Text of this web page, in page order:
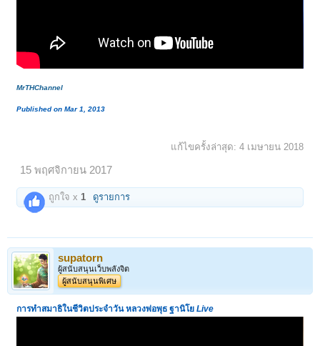
MrTHChannel
Published on Mar 1, 2013
แก้ไขครั้งล่าสุด: 4 เมษายน 2018
15 พฤศจิกายน 2017
ถูกใจ x1 ดูรายการ
supatorn
ผู้สนับสนุนเว็บพลังจิต
ผู้สนับสนุนพิเศษ
การทำสมาธิในชีวิตประจำวัน หลวงพ่อพุธ ฐานิโย Live